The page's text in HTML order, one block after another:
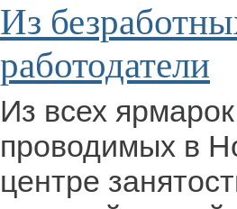
Из
работодатели
Из всех
проводимых в
центре